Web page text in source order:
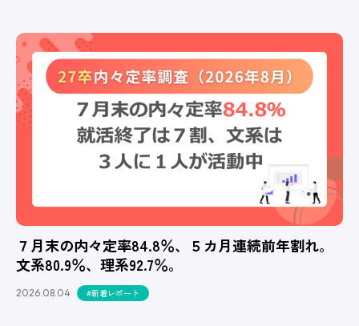
７月末の内々定率84.8％、５カ月連続前年割れ。
文系80.9％、理系92.7％。
2026.08.04 #新着レポート